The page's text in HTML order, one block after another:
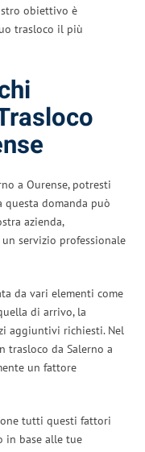
obiettivo è
trasloco il più
a Ourense, potresti
domanda può
azienda,
servizio professionale
da vari elementi come
di arrivo, la
aggiuntivi richiesti. Nel
trasloco da Salerno a
un fattore
tutti questi fattori
in base alle tue